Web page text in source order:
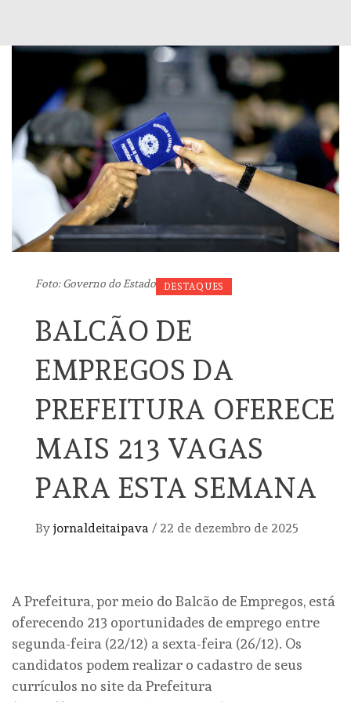
Foto: Governo do Estado DESTAQUES
BALCÃO DE
EMPREGOS DA
PREFEITURA OFERECE
MAIS 213 VAGAS
PARA ESTA SEMANA
By jornaldeitaipava / 22 de dezembro de 2025
A Prefeitura, por meio do Balcão de Empregos, está
oferecendo 213 oportunidades de emprego entre
segunda-feira (22/12) a sexta-feira (26/12). Os
candidatos podem realizar o cadastro de seus
currículos no site da Prefeitura